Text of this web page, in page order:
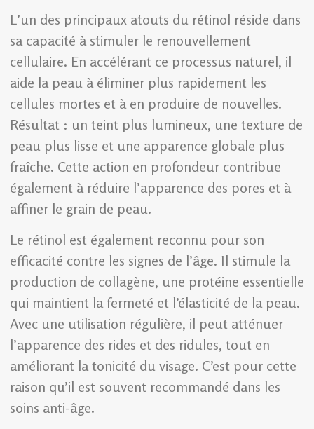
L’un des principaux atouts du rétinol réside dans
sa capacité à stimuler le renouvellement
cellulaire. En accélérant ce processus naturel, il
aide la peau à éliminer plus rapidement les
cellules mortes et à en produire de nouvelles.
Résultat : un teint plus lumineux, une texture de
peau plus lisse et une apparence globale plus
fraîche. Cette action en profondeur contribue
également à réduire l’apparence des pores et à
affiner le grain de peau.
Le rétinol est également reconnu pour son
efficacité contre les signes de l’âge. Il stimule la
production de collagène, une protéine essentielle
qui maintient la fermeté et l’élasticité de la peau.
Avec une utilisation régulière, il peut atténuer
l’apparence des rides et des ridules, tout en
améliorant la tonicité du visage. C’est pour cette
raison qu’il est souvent recommandé dans les
soins anti-âge.